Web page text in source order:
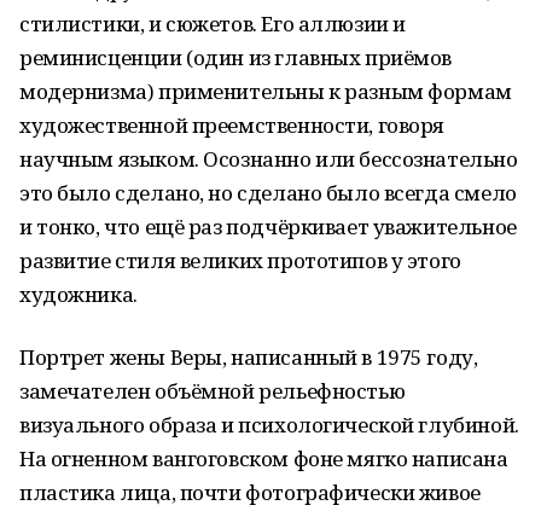
стилистики, и сюжетов. Его аллюзии и
реминисценции (один из главных приёмов
модернизма) применительны к разным формам
художественной преемственности, говоря
научным языком. Осознанно или бессознательно
это было сделано, но сделано было всегда смело
и тонко, что ещё раз подчёркивает уважительное
развитие стиля великих прототипов у этого
художника.
Портрет жены Веры, написанный в 1975 году,
замечателен объёмной рельефностью
визуального образа и психологической глубиной.
На огненном вангоговском фоне мягко написана
пластика лица, почти фотографически живое